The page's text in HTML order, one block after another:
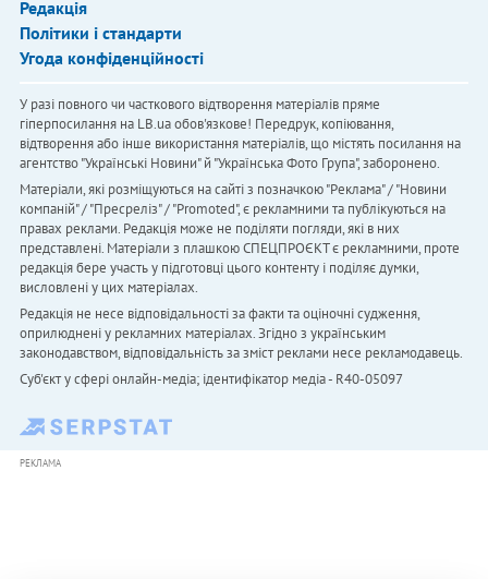
Редакція
Політики і стандарти
Угода конфіденційності
У разі повного чи часткового відтворення матеріалів пряме
гіперпосилання на LB.ua обов'язкове! Передрук, копіювання,
відтворення або інше використання матеріалів, що містять посилання на
агентство "Українськi Новини" й "Українська Фото Група", заборонено.
Матеріали, які розміщуються на сайті з позначкою "Реклама" / "Новини
компаній" / "Пресреліз" / "Promoted", є рекламними та публікуються на
правах реклами. Редакція може не поділяти погляди, які в них
представлені. Матеріали з плашкою СПЕЦПРОЄКТ є рекламними, проте
редакція бере участь у підготовці цього контенту і поділяє думки,
висловлені у цих матеріалах.
Редакція не несе відповідальності за факти та оціночні судження,
оприлюднені у рекламних матеріалах. Згідно з українським
законодавством, відповідальність за зміст реклами несе рекламодавець.
Cуб'єкт у сфері онлайн-медіа; ідентифікатор медіа - R40-05097
РЕКЛАМА